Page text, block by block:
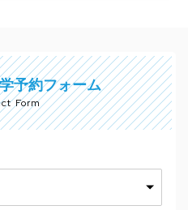
予約フォーム
Form